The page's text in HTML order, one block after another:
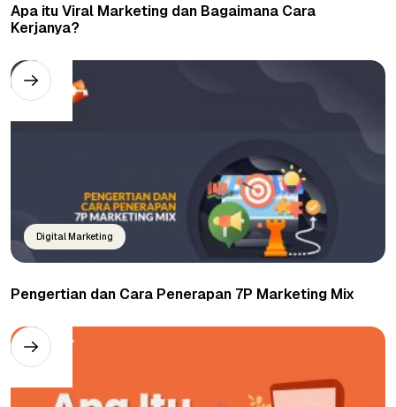
Apa itu Viral Marketing dan Bagaimana Cara
Kerjanya?
Digital Marketing
Pengertian dan Cara Penerapan 7P Marketing Mix